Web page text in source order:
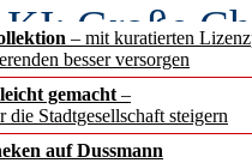
– mit kuratierten
besser versorgen
gemacht –
Stadtgesellschaft steigern
auf Dussmann
Große
erstes